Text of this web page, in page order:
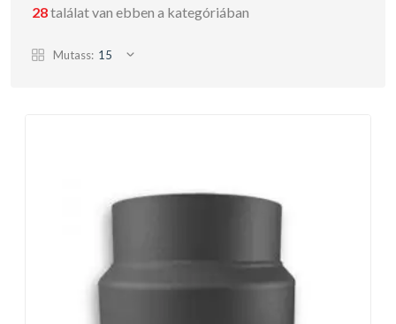
28találat van ebben a kategóriában
Mutass: 15